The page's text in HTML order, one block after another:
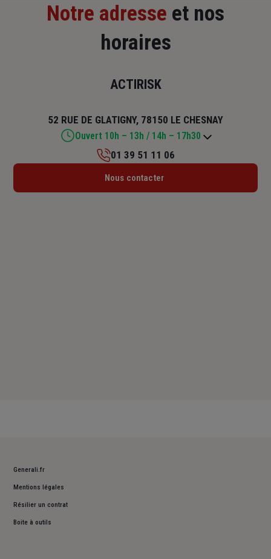
Notre adresse et nos
horaires
ACTIRISK
52 RUE DE GLATIGNY, 78150 LE CHESNAY
Ouvert 10h – 13h / 14h – 17h30
Lundi : Fermé
01 39 51 11 06
Nous contacter
Generali.fr
Mentions légales
Résilier un contrat
Boite à outils